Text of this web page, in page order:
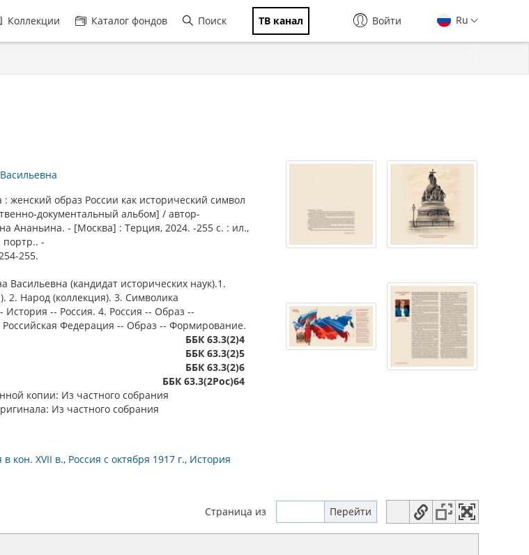
навигация
Коллекции Каталог фондов Поиск ТВ канал Ru
Войти
женский образ России как исторический символ
документальный альбом] / автор-
Ананьина. - [Москва] : Терция, 2024. -255 с. : ил.,
портр.. -
255.
Васильевна (кандидат исторических наук).1.
2. Народ (коллекция). 3. Символика
История -- Россия. 4. Россия -- Образ --
Федерация -- Образ -- Формирование.
ББК 63.3(2)4
ББК 63.3(2)5
ББК 63.3(2)6
ББК 63.3(2Рос)64
копии: Из частного собрания
Из частного собрания
в кон. XVII в. Россия с октября 1917 г. История
Страница из